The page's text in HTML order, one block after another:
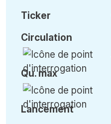
Ticker
Circulation
Qu.max
Lancement